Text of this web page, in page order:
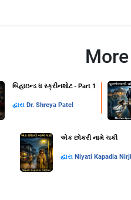
બિહાઇન્ડ ધ સ્ક્રીનશોટ - Part 1
દ્વારા Dr. Shreya Patel
એક છોકરી નામે ચકી
દ્વારા Niyati Kapadia